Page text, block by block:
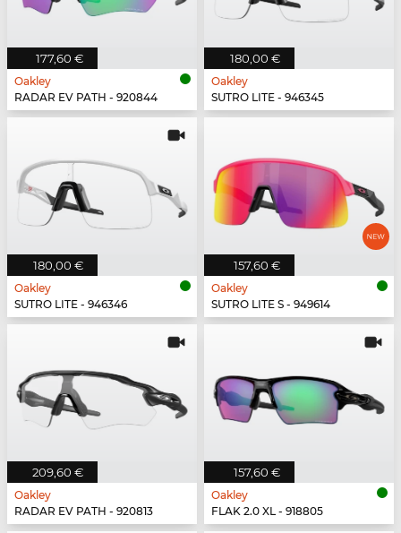
177,60 €
Oakley
RADAR EV PATH - 920844
180,00 €
Oakley
SUTRO LITE - 946345
180,00 €
Oakley
SUTRO LITE - 946346
157,60 €
Oakley
SUTRO LITE S - 949614
209,60 €
Oakley
RADAR EV PATH - 920813
157,60 €
Oakley
FLAK 2.0 XL - 918805